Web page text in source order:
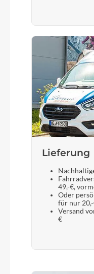
Lieferung
49,-€,
Oder
für nur
Versand
€